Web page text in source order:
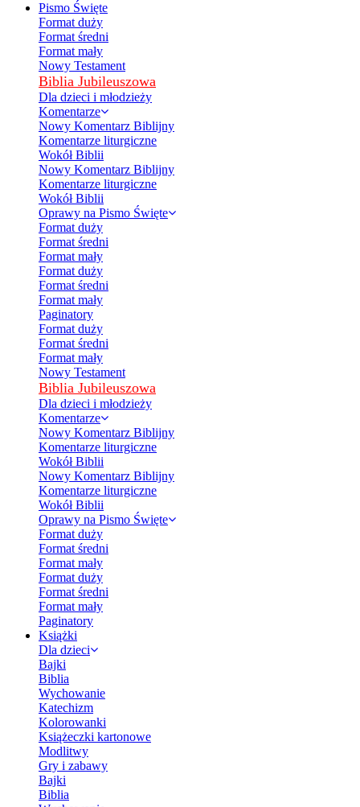
Pismo Święte
Format duży
Format średni
Format mały
Nowy Testament
Biblia Jubileuszowa
Dla dzieci i młodzieży
Komentarze
Nowy Komentarz Biblijny
Komentarze liturgiczne
Wokół Biblii
Nowy Komentarz Biblijny
Komentarze liturgiczne
Wokół Biblii
Oprawy na Pismo Święte
Format duży
Format średni
Format mały
Format duży
Format średni
Format mały
Paginatory
Format duży
Format średni
Format mały
Nowy Testament
Biblia Jubileuszowa
Dla dzieci i młodzieży
Komentarze
Nowy Komentarz Biblijny
Komentarze liturgiczne
Wokół Biblii
Nowy Komentarz Biblijny
Komentarze liturgiczne
Wokół Biblii
Oprawy na Pismo Święte
Format duży
Format średni
Format mały
Format duży
Format średni
Format mały
Paginatory
Książki
Dla dzieci
Bajki
Biblia
Wychowanie
Katechizm
Kolorowanki
Książeczki kartonowe
Modlitwy
Gry i zabawy
Bajki
Biblia